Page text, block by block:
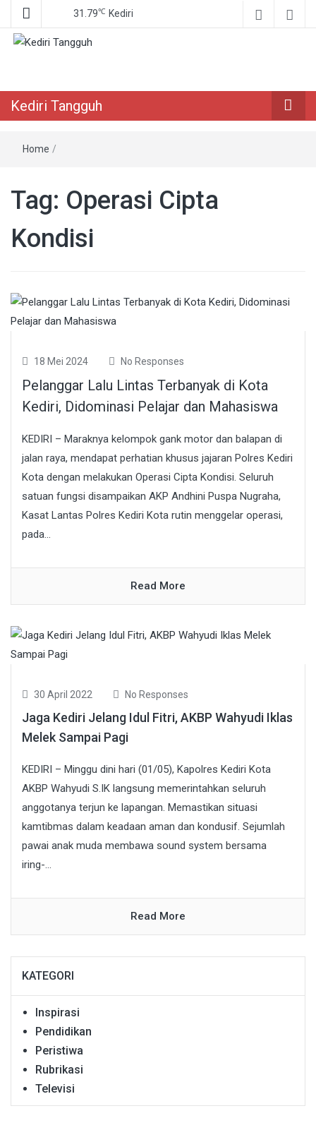
31.79℃ Kediri
Kediri Tangguh
Home /
Tag: Operasi Cipta
Kondisi
18 Mei 2024 No Responses
Pelanggar Lalu Lintas Terbanyak di Kota
Kediri, Didominasi Pelajar dan Mahasiswa
KEDIRI – Maraknya kelompok gank motor dan balapan di
jalan raya, mendapat perhatian khusus jajaran Polres Kediri
Kota dengan melakukan Operasi Cipta Kondisi. Seluruh
satuan fungsi disampaikan AKP Andhini Puspa Nugraha,
Kasat Lantas Polres Kediri Kota rutin menggelar operasi,
pada...
Read More
30 April 2022 No Responses
Jaga Kediri Jelang Idul Fitri, AKBP Wahyudi Iklas
Melek Sampai Pagi
KEDIRI – Minggu dini hari (01/05), Kapolres Kediri Kota
AKBP Wahyudi S.IK langsung memerintahkan seluruh
anggotanya terjun ke lapangan. Memastikan situasi
kamtibmas dalam keadaan aman dan kondusif. Sejumlah
pawai anak muda membawa sound system bersama
iring-...
Read More
KATEGORI
Inspirasi
Pendidikan
Peristiwa
Rubrikasi
Televisi